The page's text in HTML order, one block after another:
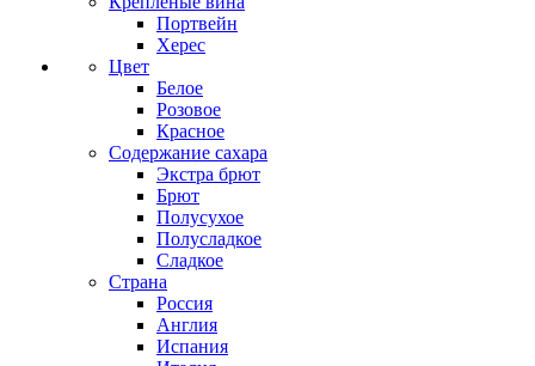
Портвейн
Херес
Цвет
Белое
Розовое
Красное
Содержание сахара
Экстра брют
Брют
Полусухое
Полусладкое
Сладкое
Страна
Россия
Англия
Испания